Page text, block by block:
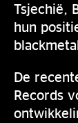
Tsjechië,
hun
De
Records